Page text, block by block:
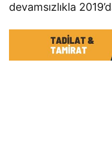
devamsızlıkla